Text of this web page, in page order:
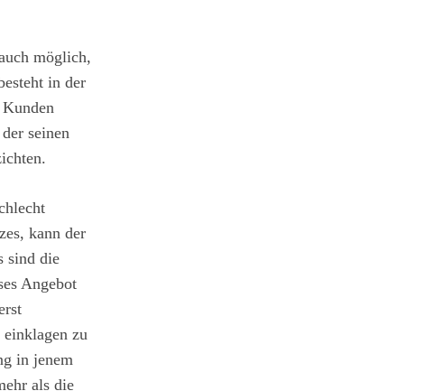
möglich,
in der
seinen
kann der
sind die
Angebot
zu
in jenem
als die